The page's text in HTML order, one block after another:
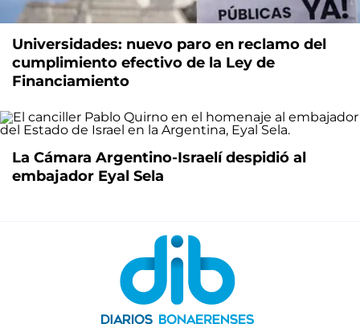
Universidades: nuevo paro en reclamo del
cumplimiento efectivo de la Ley de
Financiamiento
La Cámara Argentino-Israelí despidió al
embajador Eyal Sela